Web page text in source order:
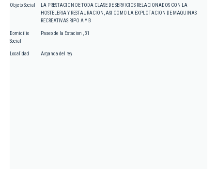
Objeto Social
LA PRESTACION DE TODA CLASE DE SERVICIOS RELACIONADOS CON LA
HOSTELERIA Y RESTAURACION, ASI COMO LA EXPLOTACION DE MAQUINAS
RECREATIVAS RIPO A Y B
Domicilio
Social
Paseo de la Estacion , 31
Localidad Arganda del rey